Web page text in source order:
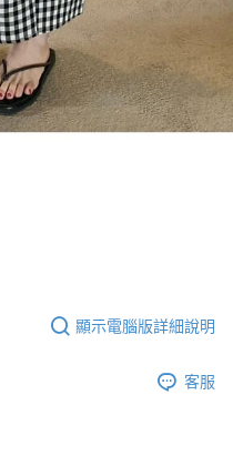
顯示電腦版詳細說明
客服